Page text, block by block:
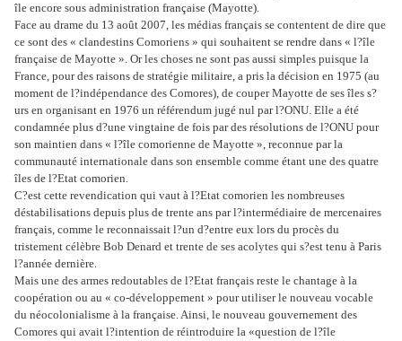
île encore sous administration française (Mayotte).
Face au drame du 13 août 2007, les médias français se contentent de dire que
ce sont des « clandestins Comoriens » qui souhaitent se rendre dans « l?île
française de Mayotte ». Or les choses ne sont pas aussi simples puisque la
France, pour des raisons de stratégie militaire, a pris la décision en 1975 (au
moment de l?indépendance des Comores), de couper Mayotte de ses îles s?
urs en organisant en 1976 un référendum jugé nul par l?ONU. Elle a été
condamnée plus d?une vingtaine de fois par des résolutions de l?ONU pour
son maintien dans « l?île comorienne de Mayotte », reconnue par la
communauté internationale dans son ensemble comme étant une des quatre
îles de l?Etat comorien.
C?est cette revendication qui vaut à l?Etat comorien les nombreuses
déstabilisations depuis plus de trente ans par l?intermédiaire de mercenaires
français, comme le reconnaissait l?un d?entre eux lors du procès du
tristement célèbre Bob Denard et trente de ses acolytes qui s?est tenu à Paris
l?année dernière.
Mais une des armes redoutables de l?Etat français reste le chantage à la
coopération ou au « co-développement » pour utiliser le nouveau vocable
du néocolonialisme à la française. Ainsi, le nouveau gouvernement des
Comores qui avait l?intention de réintroduire la «question de l?île